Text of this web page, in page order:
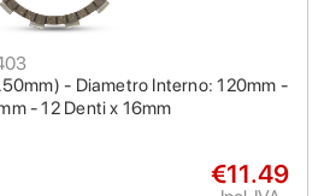
- Diametro Interno: 120mm -
- 12 Denti x 16mm
€11.49